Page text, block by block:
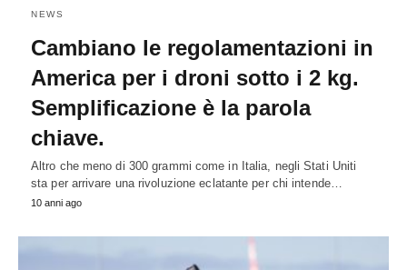
NEWS
Cambiano le regolamentazioni in
America per i droni sotto i 2 kg.
Semplificazione è la parola
chiave.
Altro che meno di 300 grammi come in Italia, negli Stati Uniti
sta per arrivare una rivoluzione eclatante per chi intende…
10 anni ago